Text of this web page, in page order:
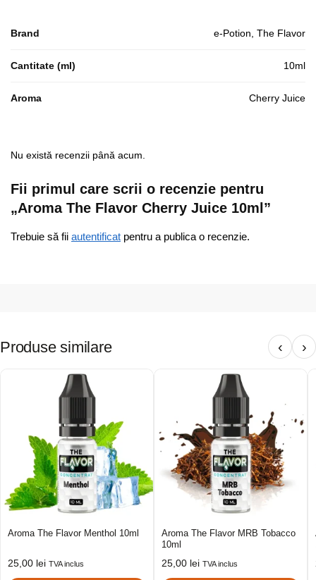
Brand e-Potion, The Flavor
Cantitate (ml) 10ml
Aroma Cherry Juice
Nu există recenzii până acum.
Fii primul care scrii o recenzie pentru
„Aroma The Flavor Cherry Juice 10ml”
Trebuie să fii autentificat pentru a publica o recenzie.
Produse similare ‹ ›
Aroma The Flavor Menthol 10ml
25,00 lei TVA inclus
Aroma The Flavor MRB Tobacco
10ml
25,00 lei TVA inclus